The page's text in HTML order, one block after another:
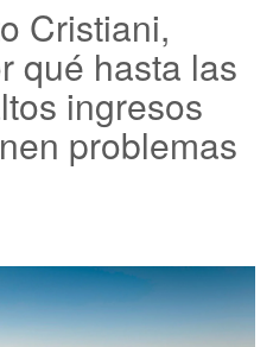
Cristiani,
qué hasta las
ingresos
problemas